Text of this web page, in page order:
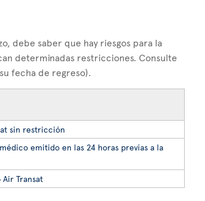
debe saber que hay riesgos para la
determinadas restricciones. Consulte
fecha de regreso).
sin restricción
emitido en las 24 horas previas a la
Transat